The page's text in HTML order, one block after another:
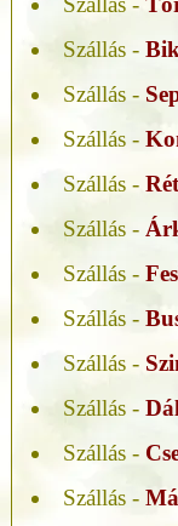
Szállás -
Szállás -
Szállás -
Szállás -
Szállás -
Szállás -
Szállás -
Szállás -
Szállás -
Szállás -
Szállás -